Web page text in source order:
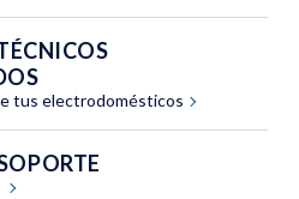
tus electrodomésticos